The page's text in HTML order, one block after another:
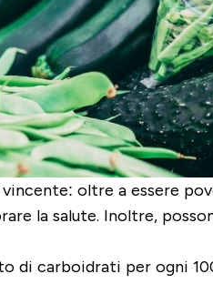
oltre a essere
la salute. Inoltre,
di carboidrati per ogni